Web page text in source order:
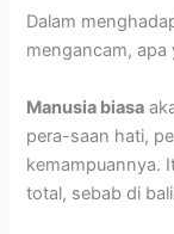
Dalam
mengancam, apa
Manusia biasa
pera-saan hati,
kemampuannya.
total, sebab di